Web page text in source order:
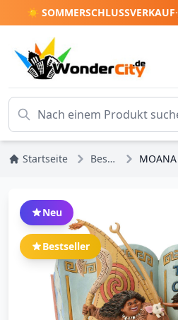
☀️ SOMMERSCHLUSSVERKAUF·
Startseite Bestseller
Neu
Bestseller